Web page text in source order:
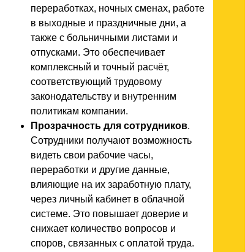
переработках, ночных сменах, работе
в выходные и праздничные дни, а
также с больничными листами и
отпусками. Это обеспечивает
комплексный и точный расчёт,
соответствующий трудовому
законодательству и внутренним
политикам компании.
Прозрачность для сотрудников.
Сотрудники получают возможность
видеть свои рабочие часы,
переработки и другие данные,
влияющие на их заработную плату,
через личный кабинет в облачной
системе. Это повышает доверие и
снижает количество вопросов и
споров, связанных с оплатой труда.